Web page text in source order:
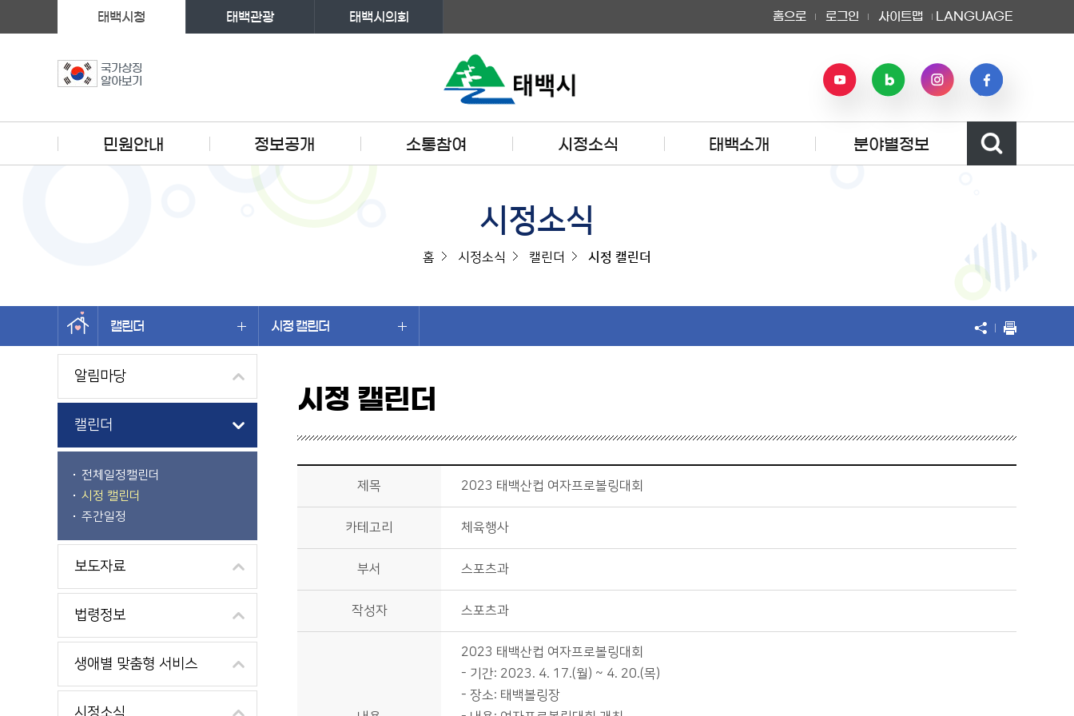
국가상징
알아보기
태백시청 태백관광 태백시의회 홈으로 로그인 사이트맵 LANGUAGE
민원안내 정보공개 소통참여 시정소식 태백소개 분야별정보
시정소식
홈 시정소식 캘린더 시정 캘린더
캘린더 시정 캘린더
왼쪽메뉴
알림마당
캘린더
전체일정캘린더
시정 캘린더
주간일정
보도자료
법령정보
생애별 맞춤형 서비스
시정소식
시정 캘린더
시정소식>시정 캘린더 상세보기 - 제목, 카테고리, 부서, 작성자, 내용, 시작일, 종료일 제공
제목 2023 태백산컵 여자프로볼링대회
카테고리 체육행사
부서 스포츠과
작성자 스포츠과
2023 태백산컵 여자프로볼링대회
- 기간: 2023. 4. 17.(월) ~ 4. 20.(목)
- 장소: 태백볼링장